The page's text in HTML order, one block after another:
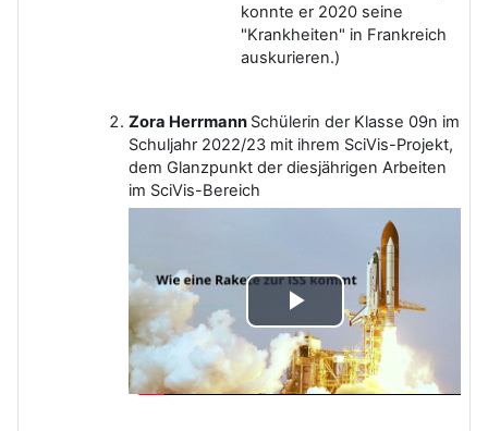
konnte er 2020 seine
"Krankheiten" in Frankreich
auskurieren.)
Zora Herrmann Schülerin der Klasse 09n im
Schuljahr 2022/23 mit ihrem SciVis-Projekt,
dem Glanzpunkt der diesjährigen Arbeiten
im SciVis-Bereich
Video
abspielen